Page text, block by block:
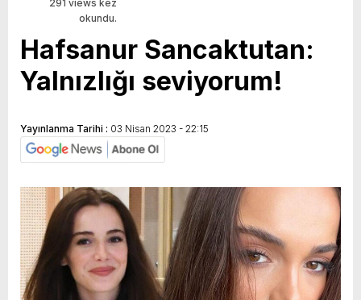
291 views kez
okundu.
Hafsanur Sancaktutan:
Yalnızlığı seviyorum!
Yayınlanma Tarihi : 03 Nisan 2023 - 22:15